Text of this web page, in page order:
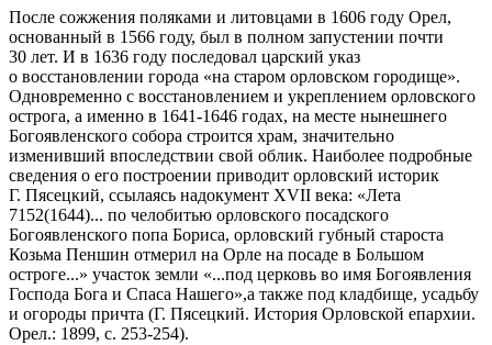
После сожжения поляками и литовцами в 1606 году Орел,
основанный в 1566 году, был в полном запустении почти
30 лет. И в 1636 году последовал царский указ
о восстановлении города «на старом орловском городище».
Одновременно с восстановлением и укреплением орловского
острога, а именно в 1641-1646 годах, на месте нынешнего
Богоявленского собора строится храм, значительно
изменивший впоследствии свой облик. Наиболее подробные
сведения о его построении приводит орловский историк
Г. Пясецкий, ссылаясь надокумент XVII века: «Лета
7152(1644)... по челобитью орловского посадского
Богоявленского попа Бориса, орловский губный староста
Козьма Пеншин отмерил на Орле на посаде в Большом
остроге...» участок земли «...под церковь во имя Богоявления
Господа Бога и Спаса Нашего»,а также под кладбище, усадьбу
и огороды причта (Г. Пясецкий. История Орловской епархии.
Орел.: 1899, с. 253-254).